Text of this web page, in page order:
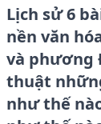
Lịch sử 6
nền văn
và phương
thuật
như thế